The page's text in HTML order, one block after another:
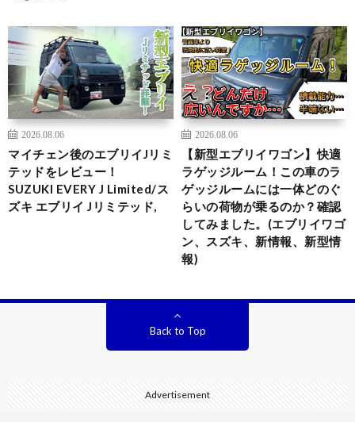
2026.08.06
マイチェン後のエブリイJリミ
テッドをレビュー！
SUZUKI EVERY J Limited/ス
ズキ エブリイ Jリミテッド,
2026.08.06
【新型エブリイワゴン】快適
ラゲッジルーム！この車のラ
ゲッジルームには一体どのぐ
らいの荷物が乗るのか？確認
してみました。(エブリイワゴ
ン、スズキ、新情報、新型情
報)
Back to Top
Advertisement